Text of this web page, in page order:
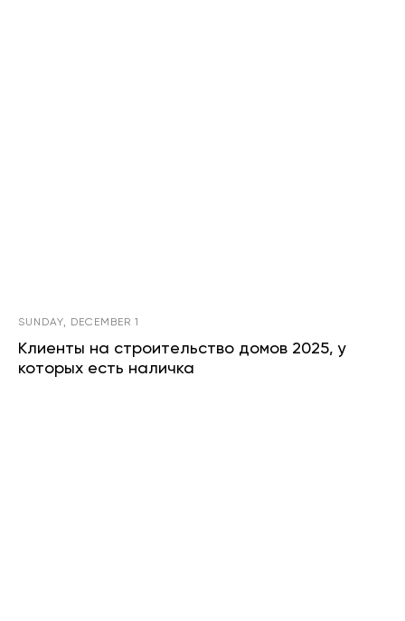
SUNDAY, DECEMBER 1
Клиенты на строительство домов 2025, у
которых есть наличка